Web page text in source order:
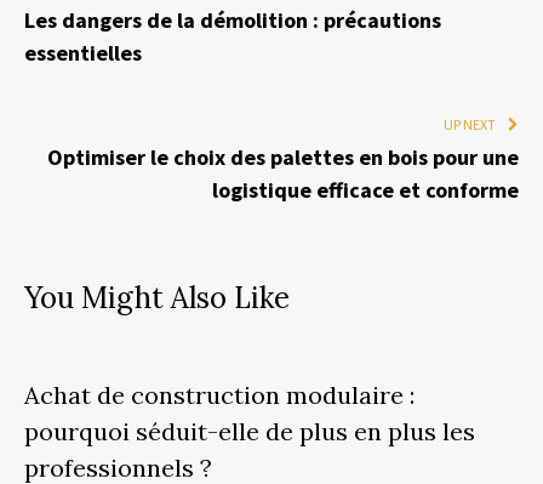
Les dangers de la démolition : précautions
essentielles
UP NEXT
Optimiser le choix des palettes en bois pour une
logistique efficace et conforme
You Might Also Like
Achat de construction modulaire :
pourquoi séduit-elle de plus en plus les
professionnels ?